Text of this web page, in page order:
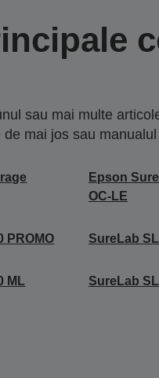
sau mai multe
mai jos sau
Epson
OC-LE
PROMO SureLab
ML SureLab